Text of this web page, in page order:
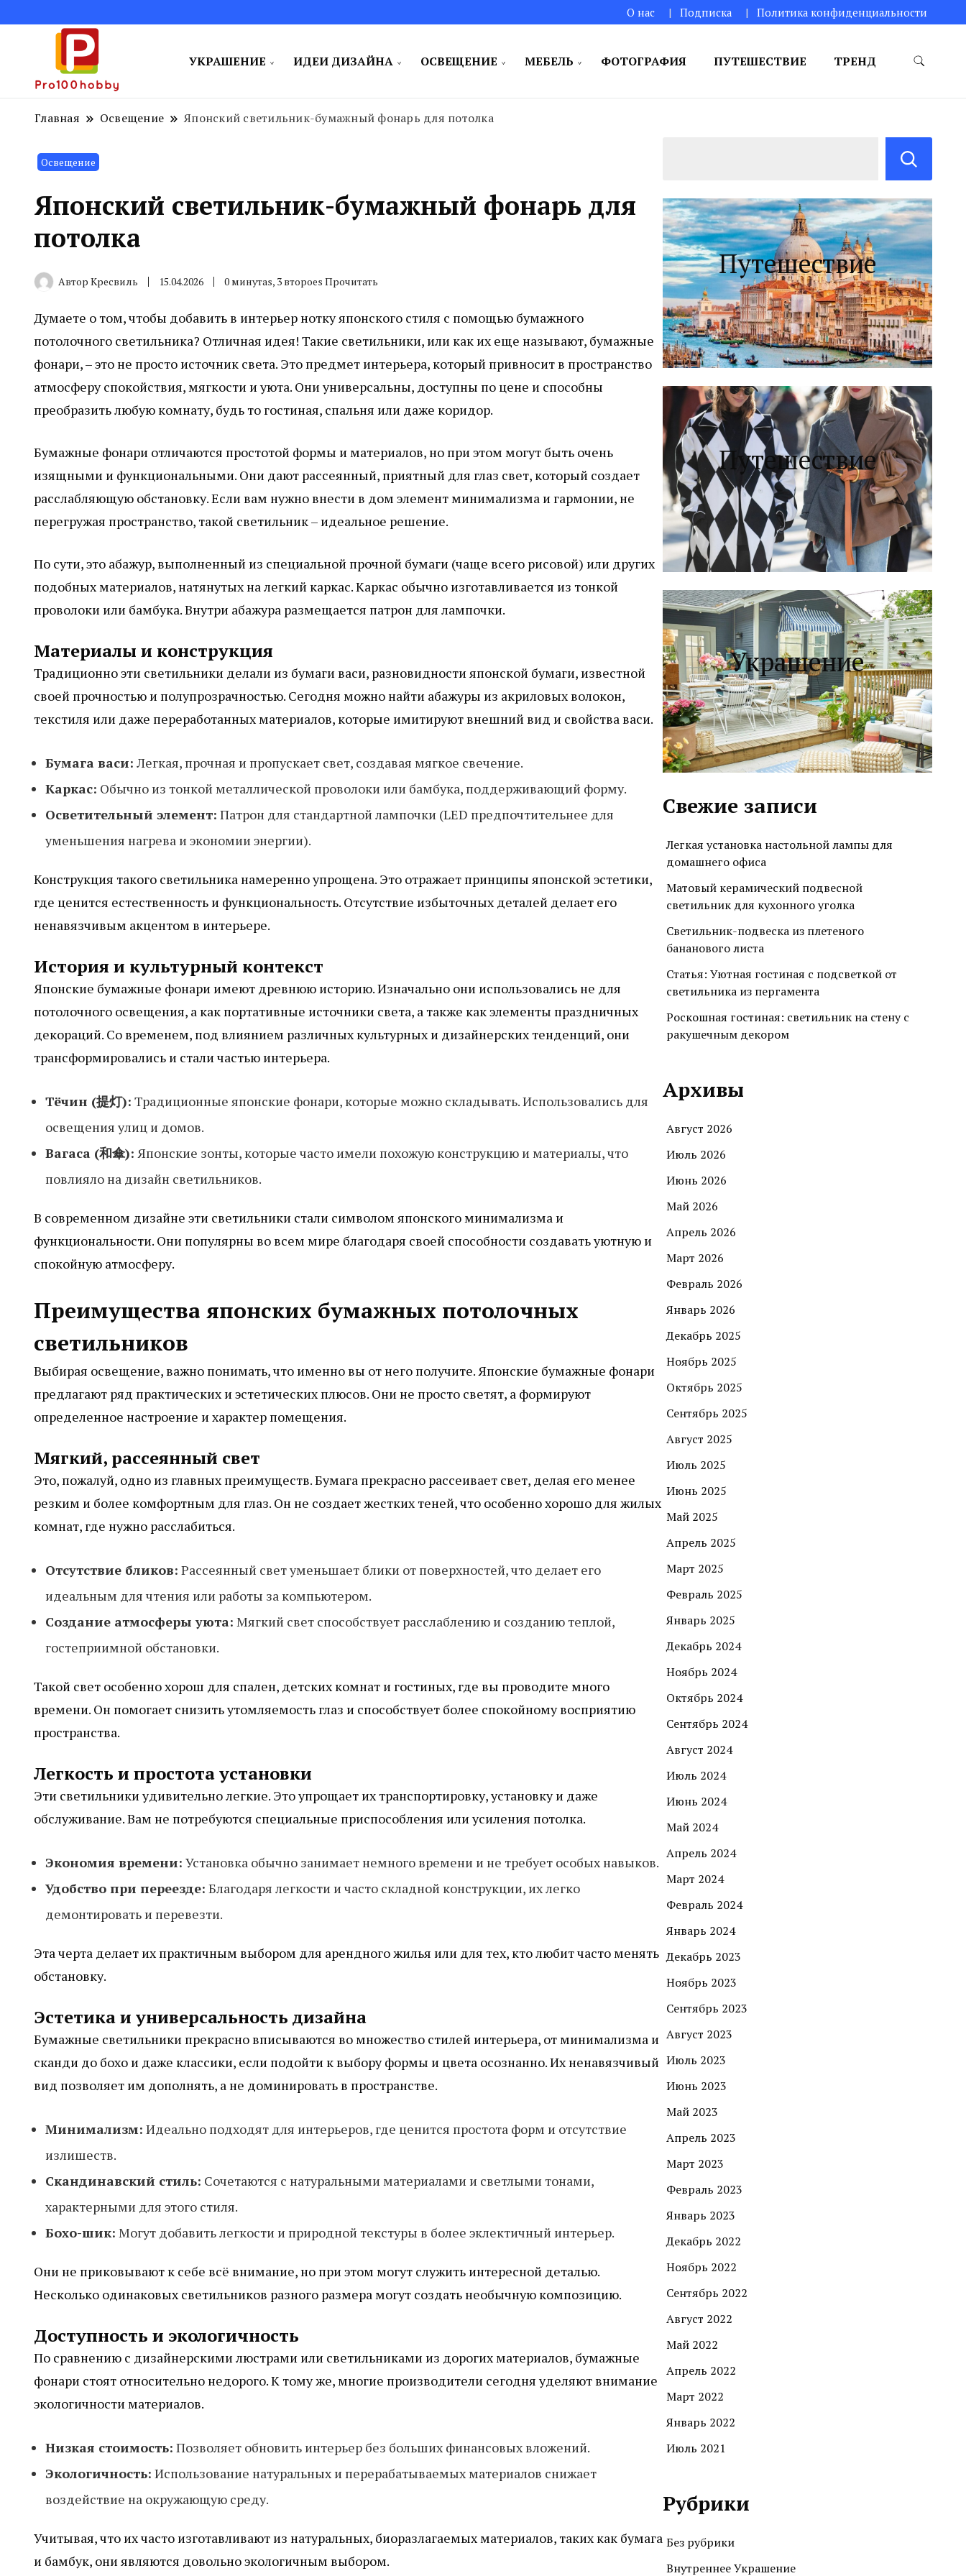
О нас Подписка Политика конфиденциальности
Поделитесь творческими идеями для вас!
УКРАШЕНИЕ ИДЕИ ДИЗАЙНА ОСВЕЩЕНИЕ МЕБЕЛЬ ФОТОГРАФИЯ ПУТЕШЕСТВИЕ ТРЕНД
Главная Освещение Японский светильник-бумажный фонарь для потолка
Освещение
Японский светильник-бумажный фонарь для
потолка
Автор Кресвиль 15.04.2026 0 минутаs, 3 второеs Прочитать
Думаете о том, чтобы добавить в интерьер нотку японского стиля с помощью бумажного
потолочного светильника? Отличная идея! Такие светильники, или как их еще называют, бумажные
фонари, – это не просто источник света. Это предмет интерьера, который привносит в пространство
атмосферу спокойствия, мягкости и уюта. Они универсальны, доступны по цене и способны
преобразить любую комнату, будь то гостиная, спальня или даже коридор.
Бумажные фонари отличаются простотой формы и материалов, но при этом могут быть очень
изящными и функциональными. Они дают рассеянный, приятный для глаз свет, который создает
расслабляющую обстановку. Если вам нужно внести в дом элемент минимализма и гармонии, не
перегружая пространство, такой светильник – идеальное решение.
По сути, это абажур, выполненный из специальной прочной бумаги (чаще всего рисовой) или других
подобных материалов, натянутых на легкий каркас. Каркас обычно изготавливается из тонкой
проволоки или бамбука. Внутри абажура размещается патрон для лампочки.
Материалы и конструкция
Традиционно эти светильники делали из бумаги васи, разновидности японской бумаги, известной
своей прочностью и полупрозрачностью. Сегодня можно найти абажуры из акриловых волокон,
текстиля или даже переработанных материалов, которые имитируют внешний вид и свойства васи.
Бумага васи: Легкая, прочная и пропускает свет, создавая мягкое свечение.
Каркас: Обычно из тонкой металлической проволоки или бамбука, поддерживающий форму.
Осветительный элемент: Патрон для стандартной лампочки (LED предпочтительнее для
уменьшения нагрева и экономии энергии).
Конструкция такого светильника намеренно упрощена. Это отражает принципы японской эстетики,
где ценится естественность и функциональность. Отсутствие избыточных деталей делает его
ненавязчивым акцентом в интерьере.
История и культурный контекст
Японские бумажные фонари имеют древнюю историю. Изначально они использовались не для
потолочного освещения, а как портативные источники света, а также как элементы праздничных
декораций. Со временем, под влиянием различных культурных и дизайнерских тенденций, они
трансформировались и стали частью интерьера.
Тёчин (提灯): Традиционные японские фонари, которые можно складывать. Использовались для
освещения улиц и домов.
Вагаса (和傘): Японские зонты, которые часто имели похожую конструкцию и материалы, что
повлияло на дизайн светильников.
В современном дизайне эти светильники стали символом японского минимализма и
функциональности. Они популярны во всем мире благодаря своей способности создавать уютную и
спокойную атмосферу.
Преимущества японских бумажных потолочных
светильников
Выбирая освещение, важно понимать, что именно вы от него получите. Японские бумажные фонари
предлагают ряд практических и эстетических плюсов. Они не просто светят, а формируют
определенное настроение и характер помещения.
Мягкий, рассеянный свет
Это, пожалуй, одно из главных преимуществ. Бумага прекрасно рассеивает свет, делая его менее
резким и более комфортным для глаз. Он не создает жестких теней, что особенно хорошо для жилых
комнат, где нужно расслабиться.
Отсутствие бликов: Рассеянный свет уменьшает блики от поверхностей, что делает его
идеальным для чтения или работы за компьютером.
Создание атмосферы уюта: Мягкий свет способствует расслаблению и созданию теплой,
гостеприимной обстановки.
Такой свет особенно хорош для спален, детских комнат и гостиных, где вы проводите много
времени. Он помогает снизить утомляемость глаз и способствует более спокойному восприятию
пространства.
Легкость и простота установки
Эти светильники удивительно легкие. Это упрощает их транспортировку, установку и даже
обслуживание. Вам не потребуются специальные приспособления или усиления потолка.
Экономия времени: Установка обычно занимает немного времени и не требует особых навыков.
Удобство при переезде: Благодаря легкости и часто складной конструкции, их легко
демонтировать и перевезти.
Эта черта делает их практичным выбором для арендного жилья или для тех, кто любит часто менять
обстановку.
Эстетика и универсальность дизайна
Бумажные светильники прекрасно вписываются во множество стилей интерьера, от минимализма и
сканди до бохо и даже классики, если подойти к выбору формы и цвета осознанно. Их ненавязчивый
вид позволяет им дополнять, а не доминировать в пространстве.
Минимализм: Идеально подходят для интерьеров, где ценится простота форм и отсутствие
излишеств.
Скандинавский стиль: Сочетаются с натуральными материалами и светлыми тонами,
характерными для этого стиля.
Бохо-шик: Могут добавить легкости и природной текстуры в более эклектичный интерьер.
Они не приковывают к себе всё внимание, но при этом могут служить интересной деталью.
Несколько одинаковых светильников разного размера могут создать необычную композицию.
Доступность и экологичность
По сравнению с дизайнерскими люстрами или светильниками из дорогих материалов, бумажные
фонари стоят относительно недорого. К тому же, многие производители сегодня уделяют внимание
экологичности материалов.
Низкая стоимость: Позволяет обновить интерьер без больших финансовых вложений.
Экологичность: Использование натуральных и перерабатываемых материалов снижает
воздействие на окружающую среду.
Учитывая, что их часто изготавливают из натуральных, биоразлагаемых материалов, таких как бумага
и бамбук, они являются довольно экологичным выбором.
Путешествие
Путешествие
Украшение
Свежие записи
Легкая установка настольной лампы для
домашнего офиса
Матовый керамический подвесной
светильник для кухонного уголка
Светильник-подвеска из плетеного
бананового листа
Статья: Уютная гостиная с подсветкой от
светильника из пергамента
Роскошная гостиная: светильник на стену с
ракушечным декором
Архивы
Август 2026
Июль 2026
Июнь 2026
Май 2026
Апрель 2026
Март 2026
Февраль 2026
Январь 2026
Декабрь 2025
Ноябрь 2025
Октябрь 2025
Сентябрь 2025
Август 2025
Июль 2025
Июнь 2025
Май 2025
Апрель 2025
Март 2025
Февраль 2025
Январь 2025
Декабрь 2024
Ноябрь 2024
Октябрь 2024
Сентябрь 2024
Август 2024
Июль 2024
Июнь 2024
Май 2024
Апрель 2024
Март 2024
Февраль 2024
Январь 2024
Декабрь 2023
Ноябрь 2023
Сентябрь 2023
Август 2023
Июль 2023
Июнь 2023
Май 2023
Апрель 2023
Март 2023
Февраль 2023
Январь 2023
Декабрь 2022
Ноябрь 2022
Сентябрь 2022
Август 2022
Май 2022
Апрель 2022
Март 2022
Январь 2022
Июль 2021
Рубрики
Без рубрики
Внутреннее Украшение